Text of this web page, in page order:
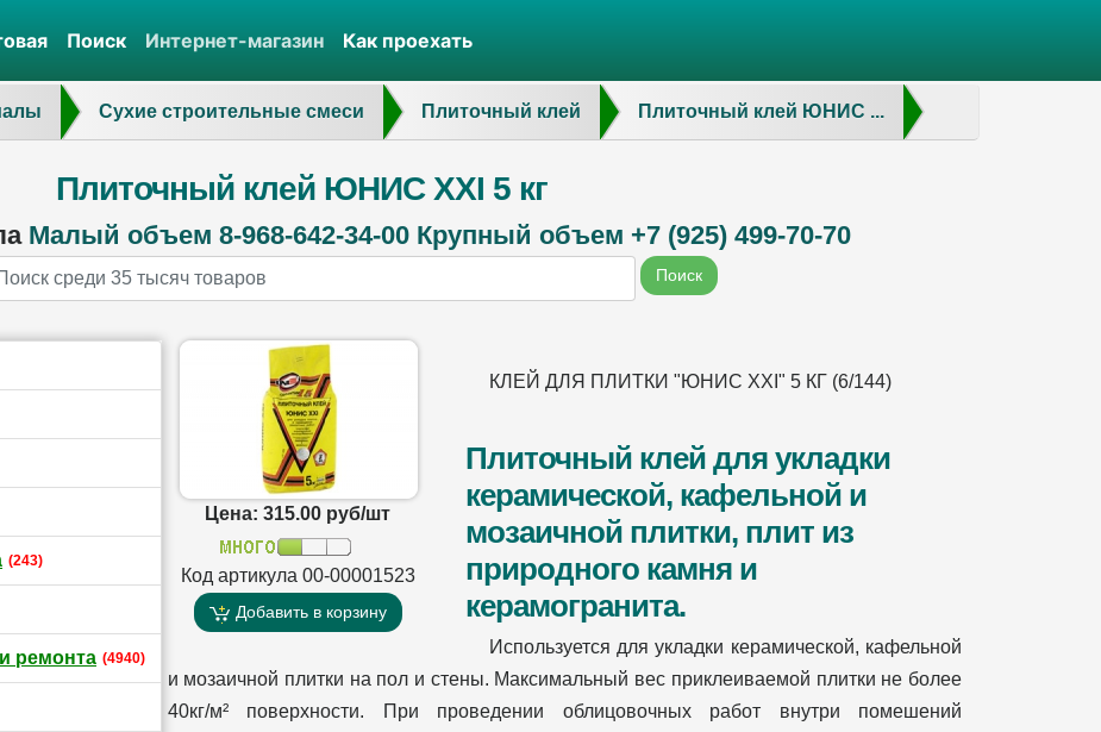
Поиск Интернет-магазин Как проехать
Сухие строительные смеси Плиточный клей Плиточный клей ЮНИС ...
Плиточный клей ЮНИС XXI 5 кг
Малый объем 8-968-642-34-00 Крупный объем +7 (925) 499-70-70
Поиск
(243)
ремонта (4940)
Цена: 315.00 руб/шт
Код артикула 00-00001523
Добавить в корзину
КЛЕЙ ДЛЯ ПЛИТКИ "ЮНИС XXI" 5 КГ (6/144)
Плиточный клей для укладки
керамической, кафельной и
мозаичной плитки, плит из
природного камня и
керамогранита.
Используется для укладки керамической, кафельной
и мозаичной плитки на пол и стены. Максимальный вес приклеиваемой плитки не более
40кг/м² поверхности. При проведении облицовочных работ внутри помешений